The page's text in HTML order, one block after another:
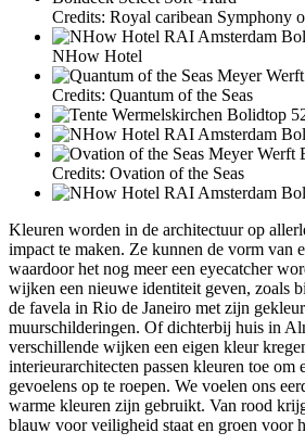
Credits: Royal caribean Symphony
NHow Hotel
Credits: Quantum of the Seas
Credits: Ovation of the Seas
Kleuren worden in de architectuur op
impact te maken. Ze kunnen de vorm van
waardoor het nog meer een eyecatcher
wijken een nieuwe identiteit geven, zoals
de favela in Rio de Janeiro met zijn
muurschilderingen. Of dichterbij huis in
verschillende wijken een eigen kleur
interieurarchitecten passen kleuren toe om
gevoelens op te roepen. We voelen ons
warme kleuren zijn gebruikt. Van rood
blauw voor veiligheid staat en groen voor